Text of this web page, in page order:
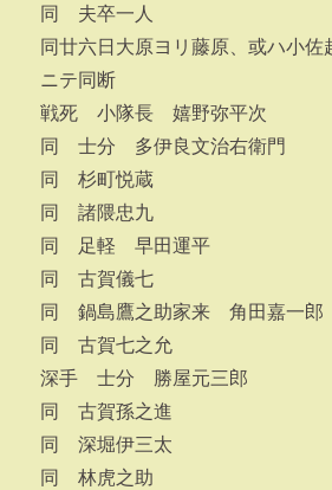
同 夫卒一人
同廿六日大原ヨリ藤原、或ハ小佐
ニテ同断
戦死 小隊長 嬉野弥平次
同 士分 多伊良文治右衛門
同 杉町悦蔵
同 諸隈忠九
同 足軽 早田運平
同 古賀儀七
同 鍋島鷹之助家来 角田嘉一郎
同 古賀七之允
深手 士分 勝屋元三郎
同 古賀孫之進
同 深堀伊三太
同 林虎之助